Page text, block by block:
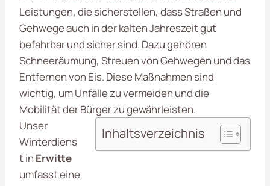
Leistungen, die sicherstellen, dass Straßen und
Gehwege auch in der kalten Jahreszeit gut
befahrbar und sicher sind. Dazu gehören
Schneeräumung, Streuen von Gehwegen und das
Entfernen von Eis. Diese Maßnahmen sind
wichtig, um Unfälle zu vermeiden und die
Mobilität der Bürger zu gewährleisten.
Inhaltsverzeichnis
Unser
Winterdiens
t in Erwitte
umfasst eine